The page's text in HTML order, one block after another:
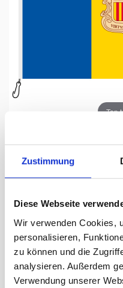
Zustimmung
Diese Webseite
Wir verwenden Cookies,
personalisieren,
zu können und die
analysieren. Außerdem
Verwendung unserer
Tap
Andorra, 70 x
55.50 CHF